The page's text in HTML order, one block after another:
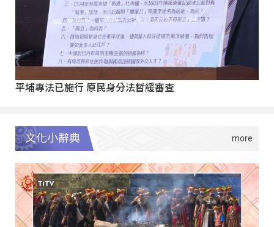
平埔專法已施行 原民身分法暫緩審查
文化小辭典